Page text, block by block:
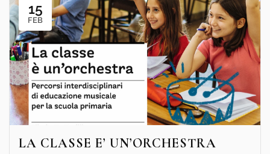
15
FEB
LA CLASSE E’ UN’ORCHESTRA